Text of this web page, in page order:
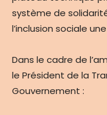
système de
l’inclusion sociale
Dans le cadre de
le Président de la
Gouvernement :